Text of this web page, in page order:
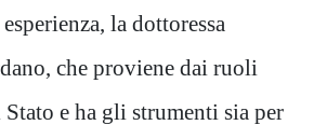
la dottoressa
che proviene dai ruoli
e ha gli strumenti sia per